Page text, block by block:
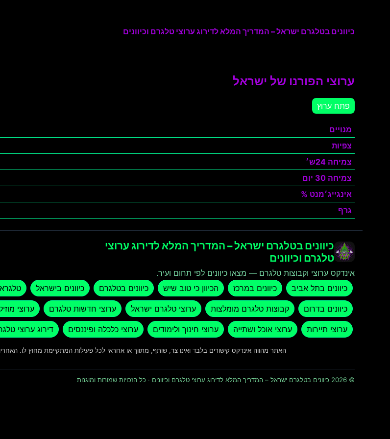
כיוונים בטלגרם ישראל – המדריך המלא לדירוג ערוצי טלגרם וכיוונים
ערוצי הפורנו של ישראל
פתח ערוץ
מנויים
צפיות
צמיחה 24ש׳
צמיחה 30 יום
אינגייג׳מנט %
גרף
כיוונים בטלגרם ישראל – המדריך המלא לדירוג ערוצי
טלגרם וכיוונים
אינדקס ערוצי וקבוצות טלגרם — מצאו כיוונים לפי תחום ועיר.
כיוונים בתל אביב
כיוונים במרכז הכיוון כי טוב שיש כיוונים בטלגרם כיוונים בישראל
כיוונים בדרום קבוצות טלגרם מומלצות ערוצי טלגרם ישראל ערוצי חדשות טלגרם ערוצי
ערוצי תיירות ערוצי אוכל ושתייה ערוצי חינוך ולימודים ערוצי כלכלה ופיננסים דירוג ערוצי
האתר מהווה אינדקס קישורים בלבד ואינו צד, שותף, מתווך או אחראי לכל פעילות המתקיימת מחוץ לו.
© 2026 כיוונים בטלגרם ישראל – המדריך המלא לדירוג ערוצי טלגרם וכיוונים · כל הזכויות שמורות ומוגנות